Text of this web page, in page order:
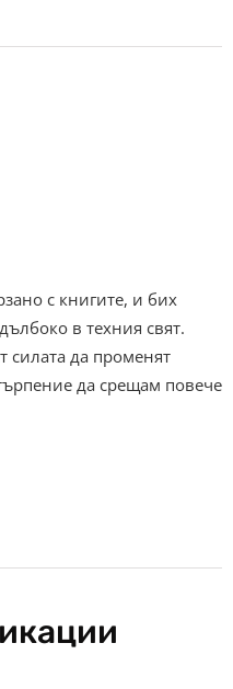
с книгите, и бих
в техния свят.
силата да променят
да срещам повече